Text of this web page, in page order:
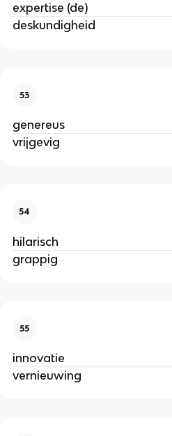
expertise (de)
deskundigheid
53
genereus
vrijgevig
54
hilarisch
grappig
55
innovatie
vernieuwing